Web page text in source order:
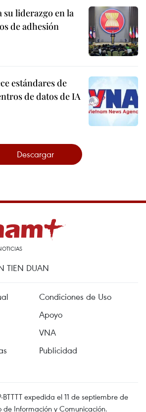
liderazgo en la
de adhesión
estándares de
de datos de IA
Descargar
TIEN DUAN
Condiciones de Uso
Apoyo
VNA
Publicidad
expedida el 11 de septiembre de
de Información y Comunicación.